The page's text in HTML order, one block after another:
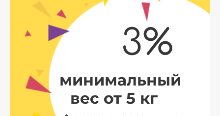
3%
минимальный
вес от 5 кг